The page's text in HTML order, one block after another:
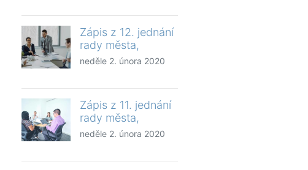
Zápis z 12. jednání
rady města,
neděle 2. února 2020
Zápis z 11. jednání
rady města,
neděle 2. února 2020